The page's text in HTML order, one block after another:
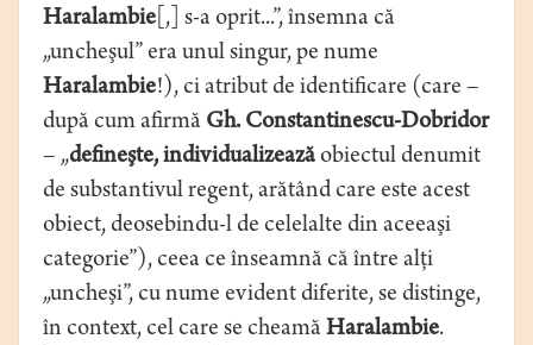
Haralambie[,] s-a oprit...”, însemna că
„uncheşul” era unul singur, pe nume
Haralambie!), ci atribut de identificare (care –
după cum afirmă Gh. Constantinescu-Dobridor
– „defineşte, individualizează obiectul denumit
de substantivul regent, arătând care este acest
obiect, deosebindu-l de celelalte din aceeaşi
categorie”), ceea ce înseamnă că între alţi
„uncheşi”, cu nume evident diferite, se distinge,
în context, cel care se cheamă Haralambie.